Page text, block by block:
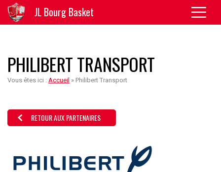
JL Bourg Basket
PHILIBERT TRANSPORT
Vous êtes ici : Accueil » Philibert Transport
RETOUR AUX PARTENAIRES